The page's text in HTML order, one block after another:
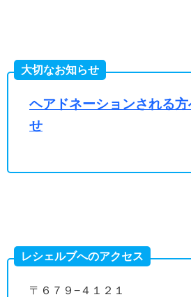
大切なお知らせ
ヘアドネーションされる
せ
レシェルブへのアクセス
〒６７９−４１２１